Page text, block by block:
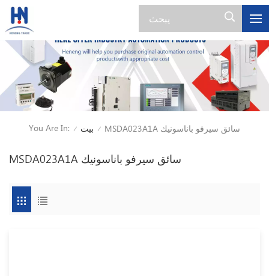
You Are In: / بيت / MSDA023A1A سائق سيرفو باناسونيك
MSDA023A1A سائق سيرفو باناسونيك